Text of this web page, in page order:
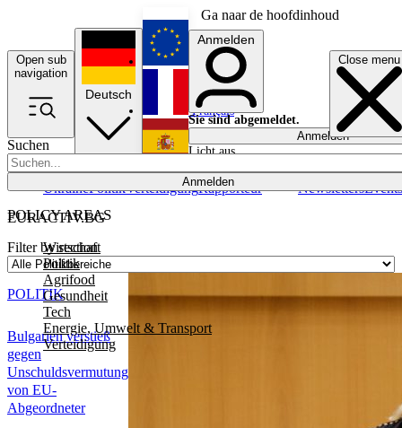
Ga naar de hoofdinhoud
Open sub
navigation
Close menu
Suchen
Anmelden
POLICY AREAS
Wirtschaft
Politik
Agrifood
Gesundheit
Tech
Energie, Umwelt & Transport
Verteidigung
UkrainePolitikVerteidigungRapporteur NewslettersEvents
Deutsch
English
Français
Anmelden
Sie sind abgemeldet.
Anmelden
Licht aus
EURACTIV.BG
Filter by section
Bulgarien verstieß
gegen
Unschuldsvermutung
von EU-
Abgeordneter
POLITIK